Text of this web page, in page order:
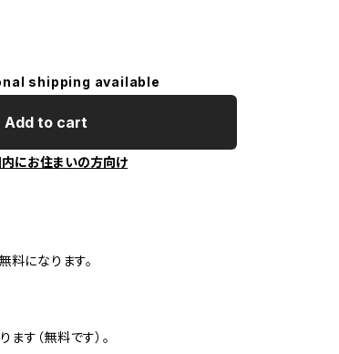
shipping available
Add to cart
にお住まいの方向け
になります。
す（無料です）。